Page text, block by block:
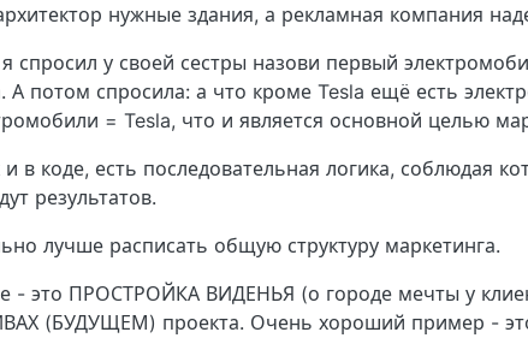
нужные здания, а рекламная компания
спросил у своей сестры назови первый
А потом спросила: а что кроме Tesla ещё есть
= Tesla, что и является основной целью
и в коде, есть последовательная логика, соблюдая
результатов.
лучше расписать общую структуру маркетинга.
- это ПРОСТРОЙКА ВИДЕНЬЯ (о городе мечты у
(БУДУЩЕМ) проекта. Очень хороший пример - это